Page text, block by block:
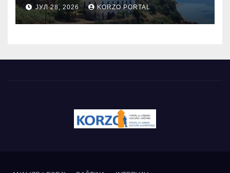
ЈУЛ 28, 2026 KORZO PORTAL